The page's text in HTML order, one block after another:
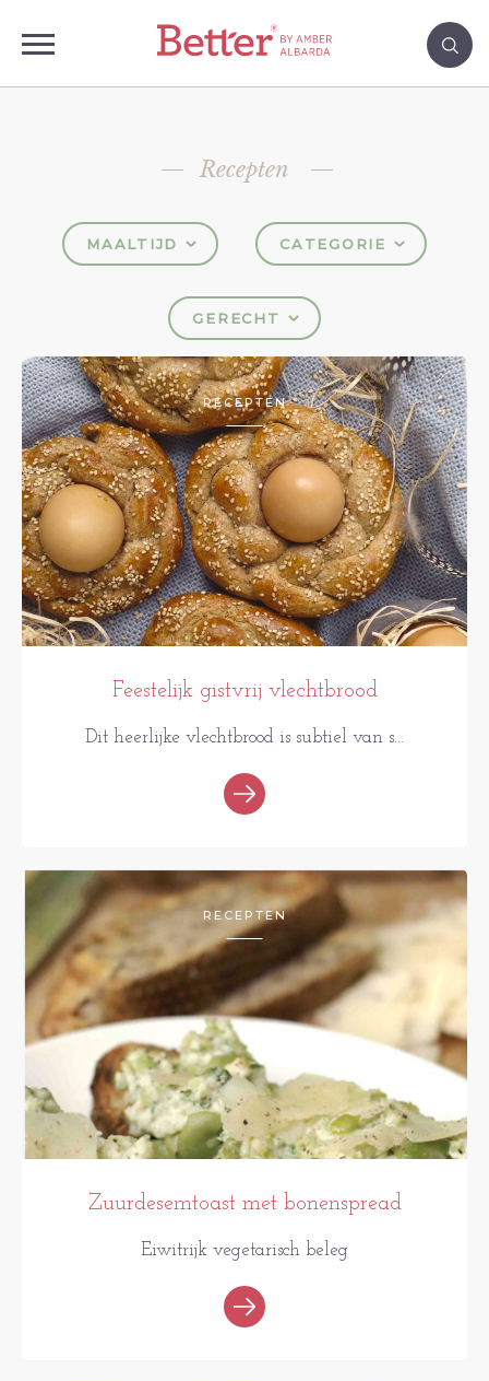
Recepten
MAALTIJD CATEGORIE
GERECHT
RECEPTEN
Feestelijk gistvrij vlechtbrood
Dit heerlijke vlechtbrood is subtiel van s...
RECEPTEN
Zuurdesemtoast met bonenspread
Eiwitrijk vegetarisch beleg